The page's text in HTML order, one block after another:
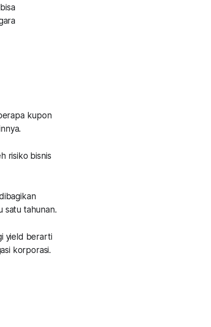
kupon
risiko bisnis
satu tahunan.
yield berarti
korporasi.